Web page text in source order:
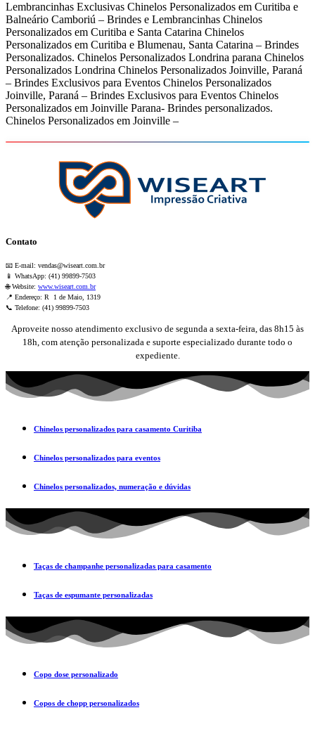
Lembrancinhas Exclusivas Chinelos Personalizados em Curitiba e
Balneário Camboriú – Brindes e Lembrancinhas Chinelos
Personalizados em Curitiba e Santa Catarina Chinelos
Personalizados em Curitiba e Blumenau, Santa Catarina – Brindes
Personalizados. Chinelos Personalizados Londrina parana Chinelos
Personalizados Londrina Chinelos Personalizados Joinville, Paraná
– Brindes Exclusivos para Eventos Chinelos Personalizados
Joinville, Paraná – Brindes Exclusivos para Eventos Chinelos
Personalizados em Joinville Parana- Brindes personalizados.
Chinelos Personalizados em Joinville –
Contato
📧 E-mail: vendas@wiseart.com.br
📱 WhatsApp: (41) 99899-7503
🌐 Website: www.wiseart.com.br
📍 Endereço: R 1 de Maio, 1319
📞 Telefone: (41) 99899-7503
Aproveite nosso atendimento exclusivo de segunda a sexta-feira, das 8h15 às
18h, com atenção personalizada e suporte especializado durante todo o
expediente.
Chinelos personalizados para casamento Curitiba
Chinelos personalizados para eventos
Chinelos personalizados, numeração e dúvidas
Taças de champanhe personalizadas para casamento
Taças de espumante personalizadas
Copo dose personalizado
Copos de chopp personalizados